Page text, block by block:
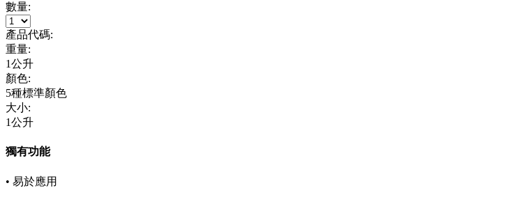
數量:
產品代碼:
重量:
1公升
顏色:
5種標準顏色
大小:
1公升
獨有功能
• 易於應用